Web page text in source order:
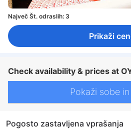
Največ Št. odraslih: 3
Prikaži
Check availability & prices at
Pokaži sobe
Pogosto zastavljena vprašanja